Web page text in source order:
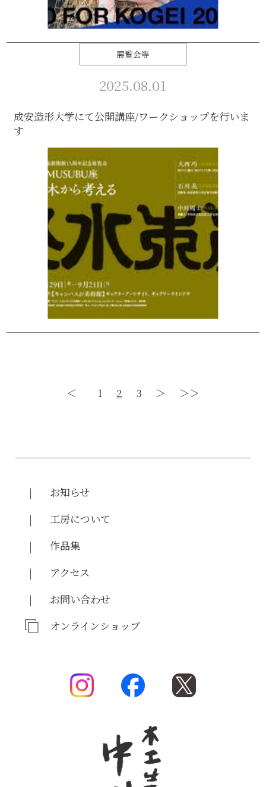
展覧会等
2025.08.01
成安造形大学にて公開講座/ワークショップを行いま
す
＜ 1 2 3 ＞ ＞＞
お知らせ
工房について
作品集
アクセス
お問い合わせ
オンラインショップ